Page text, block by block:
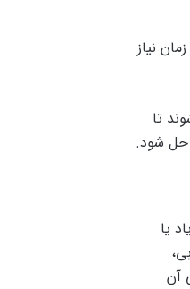
نیاز
تا
حل شود.
یا
آن